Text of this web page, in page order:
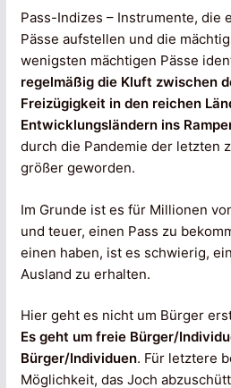
Pass-Indizes – Instrumente, die
Pässe aufstellen und die
wenigsten mächtigen Pässe
regelmäßig die Kluft zwischen
Freizügigkeit in den reichen
Entwicklungsländern ins
durch die Pandemie der letzten
größer geworden.
Im Grunde ist es für Millionen
und teuer, einen Pass zu
einen haben, ist es schwierig,
Ausland zu erhalten.
Hier geht es nicht um Bürger
Es geht um freie Bürger/
Bürger/Individuen. Für letztere
Möglichkeit, das Joch